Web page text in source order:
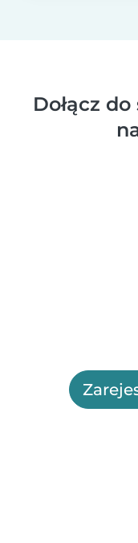
Dołącz